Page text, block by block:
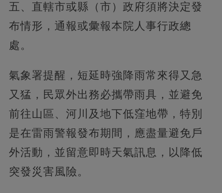
五、直轄市或縣（市）政府須將決定發
布情形，通報或彙報本院人事行政總
處。
氣象署提醒，短延時強降雨常來得又急
又猛，民眾外出務必攜帶雨具，並避免
前往山區、河川及地下低窪地帶，特別
是在雷雨警報發布期間，應盡量避免戶
外活動，並留意即時天氣訊息，以降低
突發災害風險。